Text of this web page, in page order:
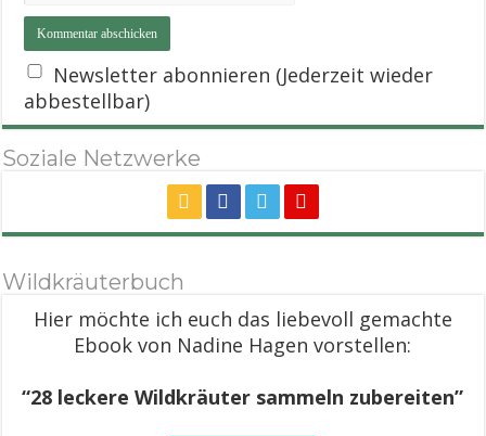
Newsletter abonnieren (Jederzeit wieder
abbestellbar)
Soziale Netzwerke
Wildkräuterbuch
Hier möchte ich euch das liebevoll gemachte
Ebook von Nadine Hagen vorstellen:
“28 leckere Wildkräuter sammeln zubereiten”